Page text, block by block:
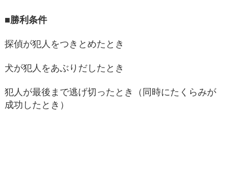
■勝利条件
探偵が犯人をつきとめたとき
犬が犯人をあぶりだしたとき
犯人が最後まで逃げ切ったとき（同時にたくらみが
成功したとき）